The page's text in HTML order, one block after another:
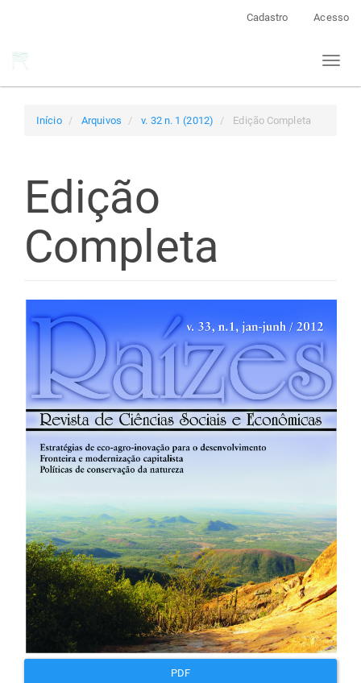
Cadastro Acesso
Toggle
Início Arquivos v. 32 n. 1 (2012) Edição Completa
Edição
Completa
Barra
lateral
de
artigos
PDF